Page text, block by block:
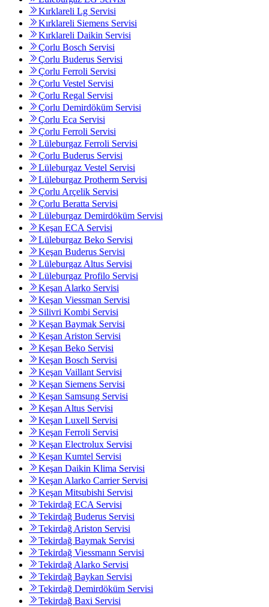
Kırklareli Lg Servisi
Kırklareli Siemens Servisi
Kırklareli Daikin Servisi
Çorlu Bosch Servisi
Çorlu Buderus Servisi
Çorlu Ferroli Servisi
Çorlu Vestel Servisi
Çorlu Regal Servisi
Çorlu Demirdöküm Servisi
Çorlu Eca Servisi
Çorlu Ferroli Servisi
Lüleburgaz Ferroli Servisi
Çorlu Buderus Servisi
Lüleburgaz Vestel Servisi
Lüleburgaz Protherm Servisi
Çorlu Arçelik Servisi
Çorlu Beratta Servisi
Lüleburgaz Demirdöküm Servisi
Keşan ECA Servisi
Lüleburgaz Beko Servisi
Keşan Buderus Servisi
Lüleburgaz Altus Servisi
Lüleburgaz Profilo Servisi
Keşan Alarko Servisi
Keşan Viessman Servisi
Silivri Kombi Servisi
Keşan Baymak Servisi
Keşan Ariston Servisi
Keşan Beko Servisi
Keşan Bosch Servisi
Keşan Vaillant Servisi
Keşan Siemens Servisi
Keşan Samsung Servisi
Keşan Altus Servisi
Keşan Luxell Servisi
Keşan Ferroli Servisi
Keşan Electrolux Servisi
Keşan Kumtel Servisi
Keşan Daikin Klima Servisi
Keşan Alarko Carrier Servisi
Keşan Mitsubishi Servisi
Tekirdağ ECA Servisi
Tekirdağ Buderus Servisi
Tekirdağ Ariston Servisi
Tekirdağ Baymak Servisi
Tekirdağ Viessmann Servisi
Tekirdağ Alarko Servisi
Tekirdağ Baykan Servisi
Tekirdağ Demirdöküm Servisi
Tekirdağ Baxi Servisi